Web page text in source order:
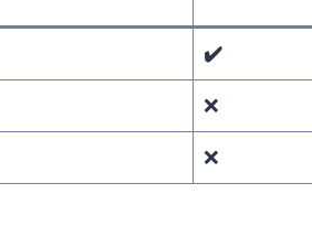
✔️
❌
❌